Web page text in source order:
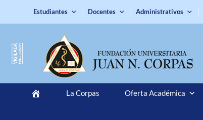
Estudiantes Docentes Administrativos
La Corpas Oferta Académica